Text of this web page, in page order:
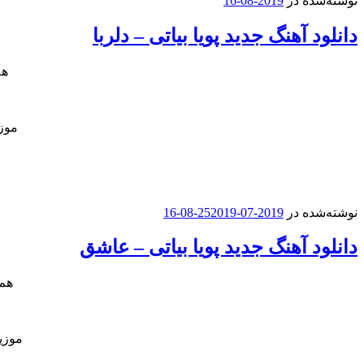
دانلود آهنگ جدید پویا بیاتی – دلربا
نوشته‌شده در 2019-07-25
2019-08-16
دانلود آهنگ جدید پویا بیاتی – عاشق